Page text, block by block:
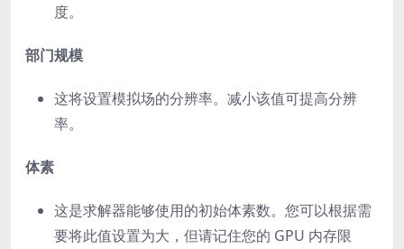
度。
部门规模
这将设置模拟场的分辨率。减小该值可提高分辨
率。
体素
这是求解器能够使用的初始体素数。您可以根据需
要将此值设置为大，但请记住您的 GPU 内存限